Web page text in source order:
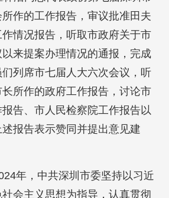
作的工作报告，审议批准田夫
情况报告，听取市政府关于市
来提案办理情况的通报，完成
列席市七届人大六次会议，听
所作的政府工作报告，讨论市
告、市人民检察院工作报告以
报告表示赞同并提出意见建
年，中共深圳市委坚持以习近
会主义思想为指导，认真贯彻